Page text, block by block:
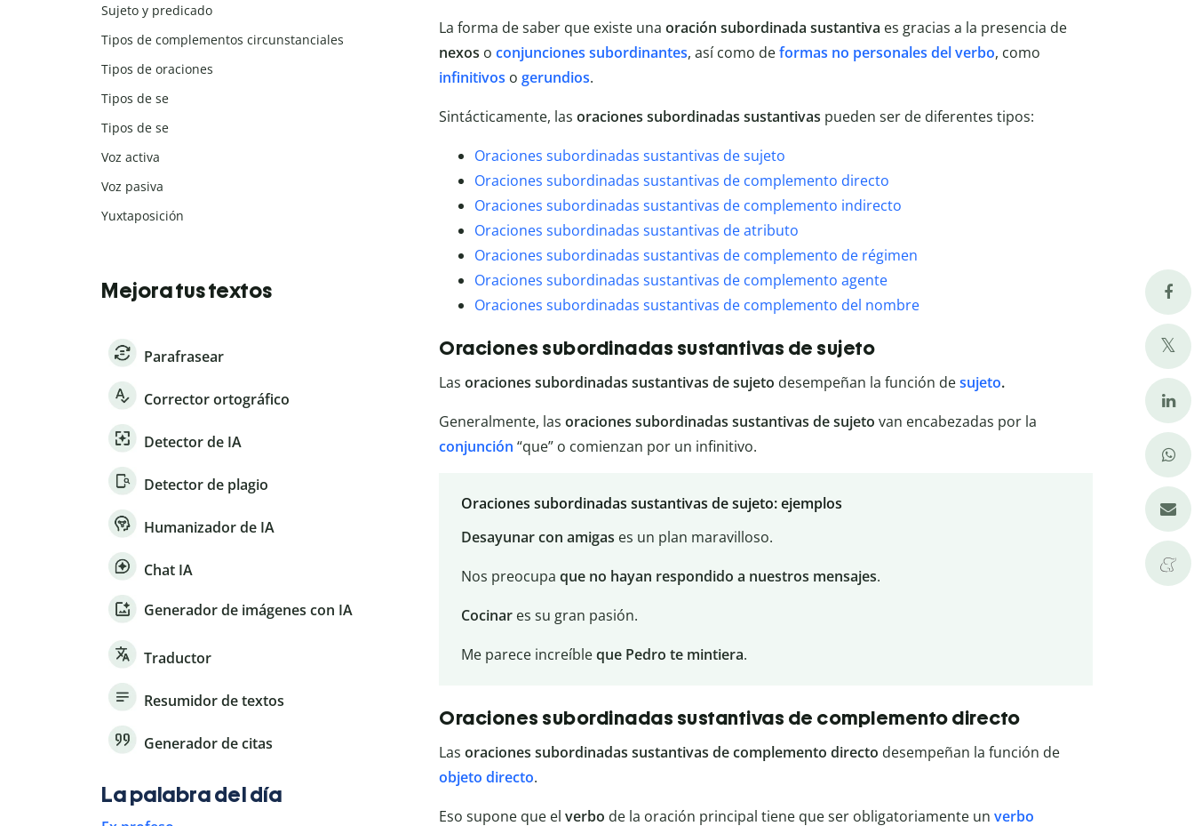
La forma de saber que existe una oración subordinada sustantiva es gracias a la presencia de
nexos o conjunciones subordinantes, así como deformas no personales del verbo, como
infinitivos o gerundios.
Sintácticamente, las oraciones subordinadas sustantivas pueden ser de diferentes tipos:
Oraciones subordinadas sustantivas de sujeto
Oraciones subordinadas sustantivas de complemento directo
Oraciones subordinadas sustantivas de complemento indirecto
Oraciones subordinadas sustantivas de atributo
Oraciones subordinadas sustantivas de complemento de régimen
Oraciones subordinadas sustantivas de complemento agente
Oraciones subordinadas sustantivas de complemento del nombre
Oraciones subordinadas sustantivas de sujeto
Las oraciones subordinadas sustantivas de sujeto desempeñan la función desujeto.
Generalmente, las oraciones subordinadas sustantivas de sujeto van encabezadas por la
conjunción “que” o comienzan por un infinitivo.
Oraciones subordinadas sustantivas de sujeto: ejemplos
Desayunar con amigas es un plan maravilloso.
Nos preocupa que no hayan respondido a nuestros mensajes.
Cocinares su gran pasión.
Me parece increíbleque Pedro te mintiera.
Oraciones subordinadas sustantivas de complemento directo
Las oraciones subordinadas sustantivas de complemento directo desempeñan la función de
objeto directo.
Eso supone que el verbo de la oración principal tiene que ser obligatoriamente un verbo
Sujeto y predicado
Tipos de complementos circunstanciales
Tipos de oraciones
Tipos de se
Tipos de se
Voz activa
Voz pasiva
Yuxtaposición
Mejora tus textos
Parafrasear
Corrector ortográfico
Detector de IA
Detector de plagio
Humanizador de IA
Chat IA
Generador de imágenes con IA
Traductor
Resumidor de textos
Generador de citas
La palabra del día